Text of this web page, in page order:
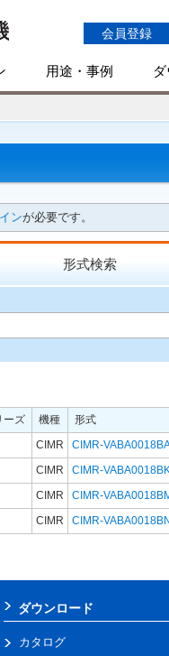
会員登録
用途・事例
ンが必要です。
形式検索
ーズ 機種
形式
CIMR
CIMR-
CIMR
CIMR-
CIMR
CIMR-
CIMR CIMR-
ダウンロード
カタログ